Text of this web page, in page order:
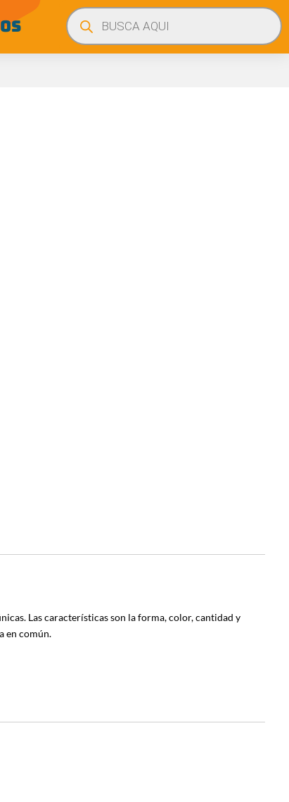
Búsqueda
de
productos
Las características son la forma, color, cantidad y
en común.